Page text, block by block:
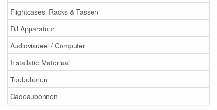
Flightcases, Racks & Tassen
DJ Apparatuur
Audiovisueel / Computer
Installatie Materiaal
Toebehoren
Cadeaubonnen